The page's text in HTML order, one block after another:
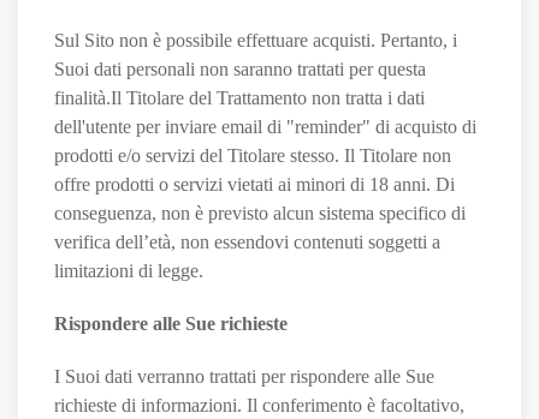
Sul Sito non è possibile effettuare acquisti. Pertanto, i
Suoi dati personali non saranno trattati per questa
finalità.Il Titolare del Trattamento non tratta i dati
dell'utente per inviare email di "reminder" di acquisto di
prodotti e/o servizi del Titolare stesso. Il Titolare non
offre prodotti o servizi vietati ai minori di 18 anni. Di
conseguenza, non è previsto alcun sistema specifico di
verifica dell’età, non essendovi contenuti soggetti a
limitazioni di legge.
Rispondere alle Sue richieste
I Suoi dati verranno trattati per rispondere alle Sue
richieste di informazioni. Il conferimento è facoltativo,